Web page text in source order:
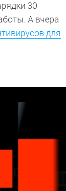
30
А вчера
для